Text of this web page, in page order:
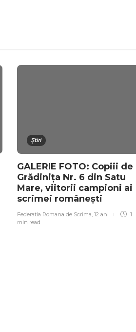
Știri
GALERIE FOTO: Copiii de
Grădinița Nr. 6 din Satu
Mare, viitorii campioni ai
scrimei românești
Federatia Romana de Scrima 12 ani
1
min read